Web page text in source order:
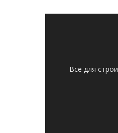
Всё для